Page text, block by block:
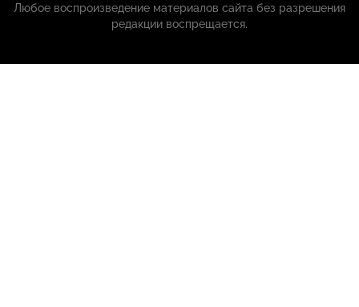
Любое воспроизведение материалов сайта без разрешения
редакции воспрещается.